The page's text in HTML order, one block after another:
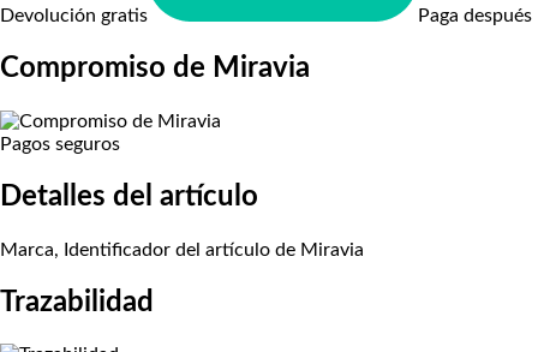
Devolución gratis Paga después
Compromiso de Miravia
Pagos seguros
Detalles del artículo
Marca, Identificador del artículo de Miravia
Trazabilidad